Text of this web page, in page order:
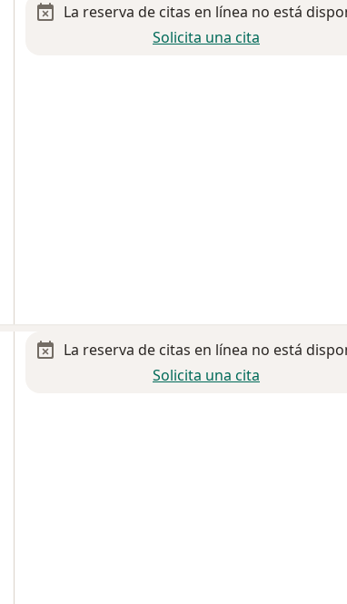
La reserva de citas en línea no está
Solicita una cita
La reserva de citas en línea no está
Solicita una cita